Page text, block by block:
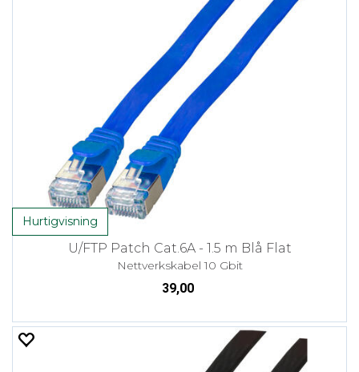
Hurtigvisning
U/FTP Patch Cat.6A - 1.5 m Blå Flat
Nettverkskabel 10 Gbit
39,00